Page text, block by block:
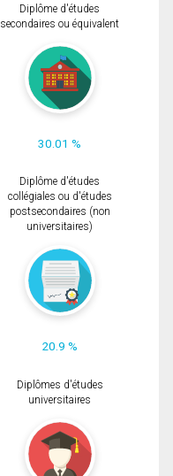
Diplôme d'études
secondaires ou équivalent
30.01 %
Diplôme d'études
collégiales ou d'études
postsecondaires (non
universitaires)
20.9 %
Diplômes d'études
universitaires